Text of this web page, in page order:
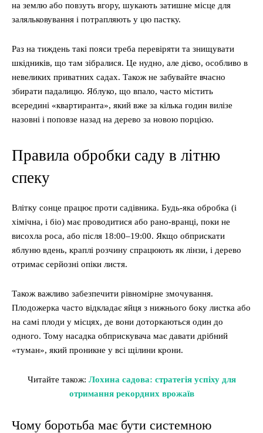
на землю або повзуть вгору, шукають затишне місце для
заляльковування і потрапляють у цю пастку.
Раз на тиждень такі пояси треба перевіряти та знищувати
шкідників, що там зібралися. Це нудно, але дієво, особливо в
невеликих приватних садах. Також не забувайте вчасно
збирати падалицю. Яблуко, що впало, часто містить
всередині «квартиранта», який вже за кілька годин вилізе
назовні і поповзе назад на дерево за новою порцією.
Правила обробки саду в літню
спеку
Влітку сонце працює проти садівника. Будь-яка обробка (і
хімічна, і біо) має проводитися або рано-вранці, поки не
висохла роса, або після 18:00–19:00. Якщо обприскати
яблуню вдень, краплі розчину спрацюють як лінзи, і дерево
отримає серйозні опіки листя.
Також важливо забезпечити рівномірне змочування.
Плодожерка часто відкладає яйця з нижнього боку листка або
на самі плоди у місцях, де вони доторкаються один до
одного. Тому насадка обприскувача має давати дрібний
«туман», який проникне у всі щілини крони.
Читайте також: Лохина садова: стратегія успіху для
отримання рекордних врожаїв
Чому боротьба має бути системною